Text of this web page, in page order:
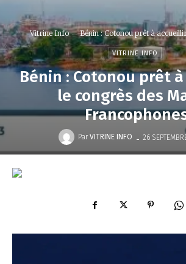
Vitrine Info Bénin : Cotonou prêt à
VITRINE INFO
Bénin : Cotonou prêt
le congrès des
Par VITRINE INFO - 26